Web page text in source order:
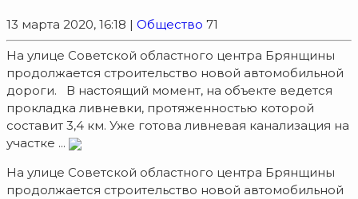
13 марта 2020, 16:18 | Общество 71
На улице Советской областного центра Брянщины
продолжается строительство новой автомобильной
дороги. В настоящий момент, на объекте ведется
прокладка ливневки, протяженностью которой
составит 3,4 км. Уже готова ливневая канализация на
участке ...
На улице Советской областного центра Брянщины
продолжается строительство новой автомобильной